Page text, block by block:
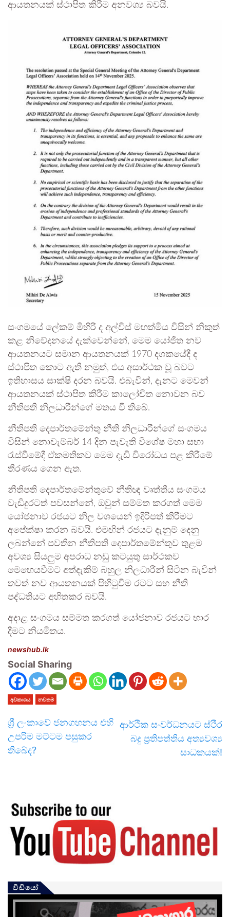
ආයතනයක් ස්ථාපිත කිරීම අනවශ්‍ය බවයි.
සංගමයේ ලේකම් මිහිරි ද අල්විස් මහත්මිය විසින් නිකුත්
කළ නිවේදනයේ දැක්වෙන්නේ, මෙම යෝජිත නව
ආයතනයට සමාන ආයතනයක් 1970 දශකයේදී ද
ස්ථාපිත කොට ඇති නමුත්, එය අසාර්ථක වූ බවට
ඉතිහාසය සාක්ෂි දරන බවයි. එබැවින්, දැනට මෙවන්
ආයතනයක් ස්ථාපිත කිරීම කාලෝචිත නොවන බව
නීතිපති නිලධාරීන්ගේ මතය වී තිබේ.
නීතිපති දෙපාර්තමේන්තු නීති නිලධාරීන්ගේ සංගමය
විසින් නොවැම්බර් 14 දින පැවැති විශේෂ මහා සභා
රැස්වීමේදී ඒකමතිකව මෙම දැඩි විරෝධය පළ කිරීමේ
තීරණය ගෙන ඇත.
නීතිපති දෙපාර්තමේන්තුවේ නීතිඥ වෘත්තීය සංගමය
වැඩිදුරටත් පවසන්නේ, ඔවුන් සම්මත කරගත් මෙම
යෝජනාව රජයට නිල වශයෙන් ඉදිරිපත් කිරීමට
අපේක්ෂා කරන බවයි. එමඟින් රජයට දැනුම් දෙනු
ලබන්නේ පවතින නීතිපති දෙපාර්තමේන්තුව තුළම
අවශ්‍ය සියලුම අපරාධ නඩු කටයුතු සාර්ථකව
මෙහෙයවීමට අත්දැකීම් බහුල නිලධාරීන් සිටින බැවින්
තවත් නව ආයතනයක් පිහිටුවීම රටට සහ නීති
පද්ධතියට අහිතකර බවයි.
අදාළ සංගමය සම්මත කරගත් යෝජනාව රජයට භාර
දීමට නියමිතය.
newshub.lk
Social Sharing
අවකාශය නවතම
ශ්‍රී ලංකාවේ ජනගහනය එහි
උපරිම මට්ටම පසුකර
තිබේද?
ආර්ථික සංව­ර්ධ­න­යට ස්ථිර
බදු ප්‍රති­ප­ත්තිය අත්‍ය­වශ්‍ය
සාධ­ක­යක්!
වීඩියෝ